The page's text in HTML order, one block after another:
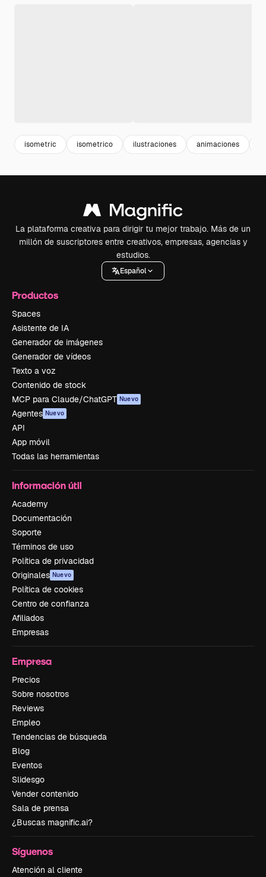
isometric isometrico ilustraciones animaciones
La plataforma creativa para dirigir tu mejor trabajo. Más de un
millón de suscriptores entre creativos, empresas, agencias y
estudios.
Español
Productos
Spaces
Asistente de IA
Generador de imágenes
Generador de vídeos
Texto a voz
Contenido de stock
MCP para Claude/ChatGPT Nuevo
Agentes Nuevo
API
App móvil
Todas las herramientas
Información útil
Academy
Documentación
Soporte
Términos de uso
Política de privacidad
Originales Nuevo
Política de cookies
Centro de confianza
Afiliados
Empresas
Empresa
Precios
Sobre nosotros
Reviews
Empleo
Tendencias de búsqueda
Blog
Eventos
Slidesgo
Vender contenido
Sala de prensa
¿Buscas magnific.ai?
Síguenos
Atención al cliente